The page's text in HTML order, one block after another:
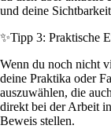
und deine
✨Tipp 3: Praktische
Wenn du noch nicht
deine Praktika oder
auszuwählen, die
direkt bei der Arbeit
Beweis stellen.